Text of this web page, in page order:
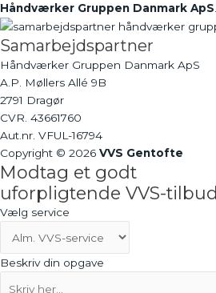
Håndværker Gruppen Danmark ApS
Samarbejdspartner
Håndværker Gruppen Danmark ApS
A.P. Møllers Allé 9B
2791 Dragør
CVR. 43661760
Aut.nr. VFUL-16794
Copyright © 2026 VVS Gentofte
Modtag et godt
uforpligtende VVS-tilbud
Vælg service
Beskriv din opgave